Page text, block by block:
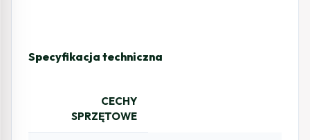
Specyfikacja techniczna
CECHY
SPRZĘTOWE